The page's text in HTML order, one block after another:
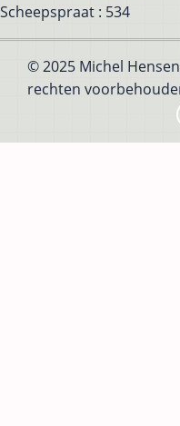
Scheepspraat : 534
© 2025 Michel
rechten